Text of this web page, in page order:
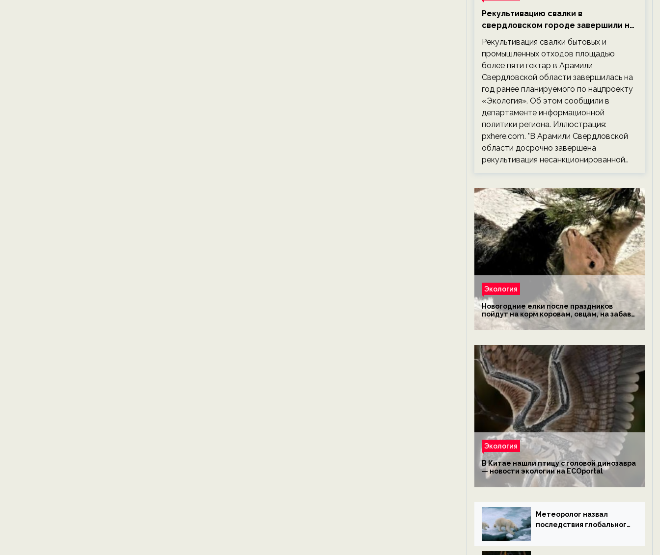
Рекультивацию свалки в
свердловском городе завершили на
год раньше планируемого срока —
новости экологии на ECOportal
Рекультивация свалки бытовых и
промышленных отходов площадью
более пяти гектар в Арамили
Свердловской области завершилась на
год ранее планируемого по нацпроекту
«Экология». Об этом сообщили в
департаменте информационной
политики региона. Иллюстрация:
pxhere.com. "В Арамили Свердловской
области досрочно завершена
рекультивация несанкционированной…
Экология
Новогодние елки после праздников
пойдут на корм коровам, овцам, на забаву
обезьянам, львам и леопардам — новости
экологии на ECOportal
Экология
В Китае нашли птицу с головой динозавра
— новости экологии на ECOportal
Метеоролог назвал
последствия глобального